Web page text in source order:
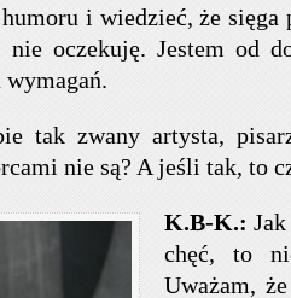
i wiedzieć, że
oczekuję. Jestem od
tak zwany artysta,
nie są? A jeśli tak, to
K.B-K.:
chęć, to
Uważam,